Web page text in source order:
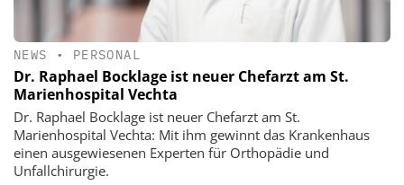
NEWS • PERSONAL
Dr. Raphael Bocklage ist neuer Chefarzt am St.
Marienhospital Vechta
Dr. Raphael Bocklage ist neuer Chefarzt am St.
Marienhospital Vechta: Mit ihm gewinnt das Krankenhaus
einen ausgewiesenen Experten für Orthopädie und
Unfallchirurgie.